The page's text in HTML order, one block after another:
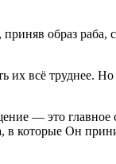
образ раба,
их всё труднее.
— это главное
которые Он